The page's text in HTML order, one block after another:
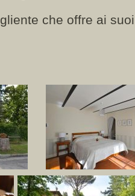
che offre ai